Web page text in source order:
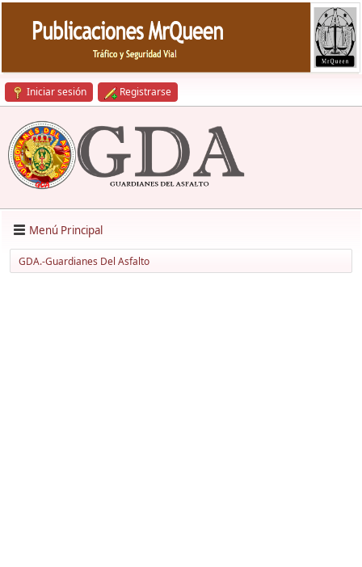
Iniciar sesión Registrarse
Menú Principal
GDA.-Guardianes Del Asfalto